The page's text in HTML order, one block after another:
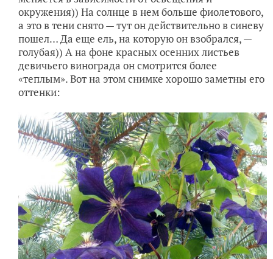
окружения)) На солнце в нем больше фиолетового,
а это в тени снято — тут он действительно в синеву
пошел… Да еще ель, на которую он взобрался, —
голубая)) А на фоне красных осенних листьев
девичьего винограда он смотрится более
«теплым». Вот на этом снимке хорошо заметны его
оттенки: